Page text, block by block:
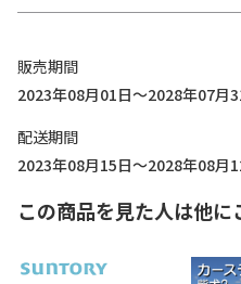
販売期間
2023年08月01日～2028年07月
配送期間
2023年08月15日～2028年08月
この商品を見た人は他